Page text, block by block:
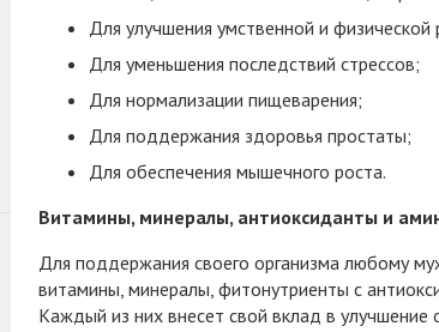
Для улучшения умственной и
Для уменьшения последствий стрессов;
Для нормализации пищеварения;
Для поддержания здоровья простаты;
Для обеспечения мышечного роста.
Витамины, минералы, антиоксиданты и
Для поддержания своего организма любому
витамины, минералы, фитонутриенты с
Каждый из них внесет свой вклад в